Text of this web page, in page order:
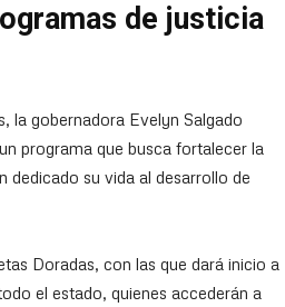
de justicia
la gobernadora Evelyn Salgado
programa que busca fortalecer la
dedicado su vida al desarrollo de
Doradas, con las que dará inicio a
el estado, quienes accederán a